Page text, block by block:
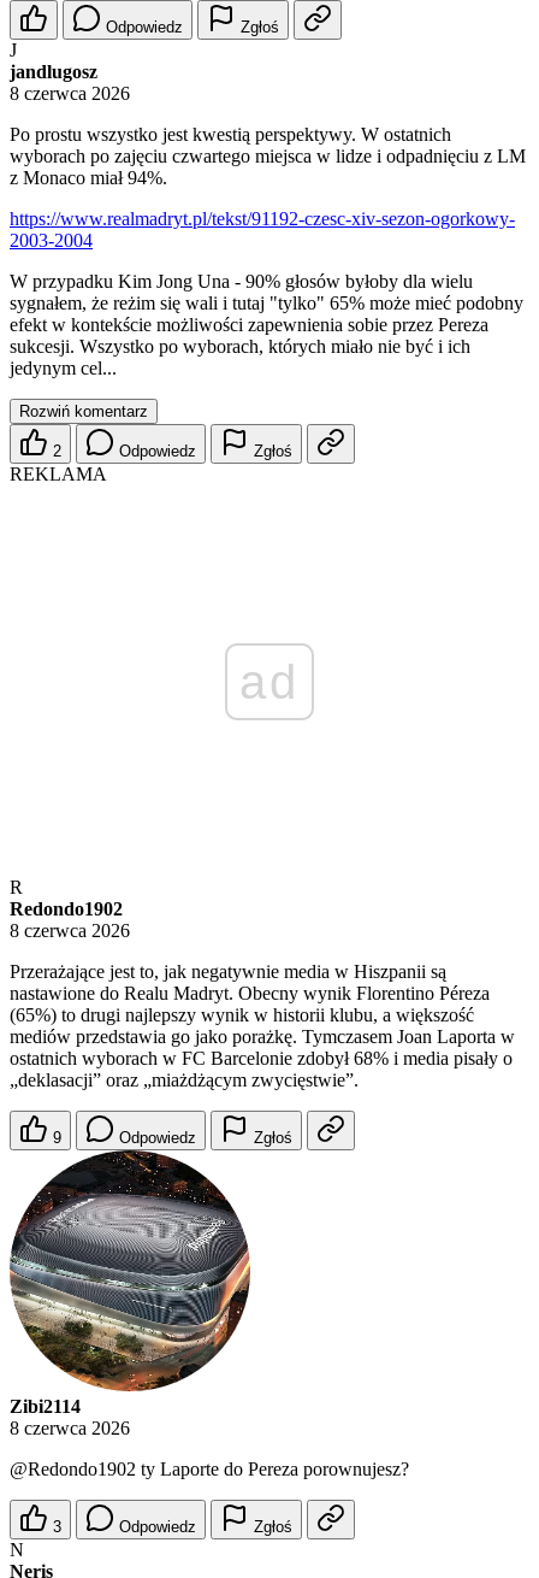
Odpowiedz Zgłoś
J
jandlugosz
8 czerwca 2026
Po prostu wszystko jest kwestią perspektywy. W ostatnich
wyborach po zajęciu czwartego miejsca w lidze i odpadnięciu z LM
z Monaco miał 94%.
https://www.realmadryt.pl/tekst/91192-czesc-xiv-sezon-ogorkowy-
2003-2004
W przypadku Kim Jong Una - 90% głosów byłoby dla wielu
sygnałem, że reżim się wali i tutaj "tylko" 65% może mieć podobny
efekt w kontekście możliwości zapewnienia sobie przez Pereza
sukcesji. Wszystko po wyborach, których miało nie być i ich
jedynym cel...
Rozwiń komentarz
2 Odpowiedz Zgłoś
REKLAMA
ad
R
Redondo1902
8 czerwca 2026
Przerażające jest to, jak negatywnie media w Hiszpanii są
nastawione do Realu Madryt. Obecny wynik Florentino Péreza
(65%) to drugi najlepszy wynik w historii klubu, a większość
mediów przedstawia go jako porażkę. Tymczasem Joan Laporta w
ostatnich wyborach w FC Barcelonie zdobył 68% i media pisały o
„deklasacji” oraz „miażdżącym zwycięstwie”.
9 Odpowiedz Zgłoś
Zibi2114
8 czerwca 2026
@Redondo1902 ty Laporte do Pereza porownujesz?
3 Odpowiedz Zgłoś
N
Neris